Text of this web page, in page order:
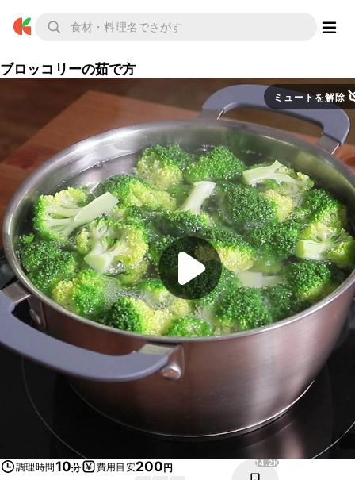
ブロッコリーの茹で方
ミュートを解除
調理時間10分 費用目安200円 14.2K